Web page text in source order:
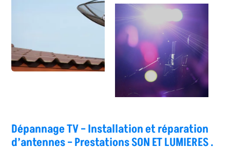
Dépannage TV – Installation et réparation
d’antennes – Prestations SON ET LUMIERES .